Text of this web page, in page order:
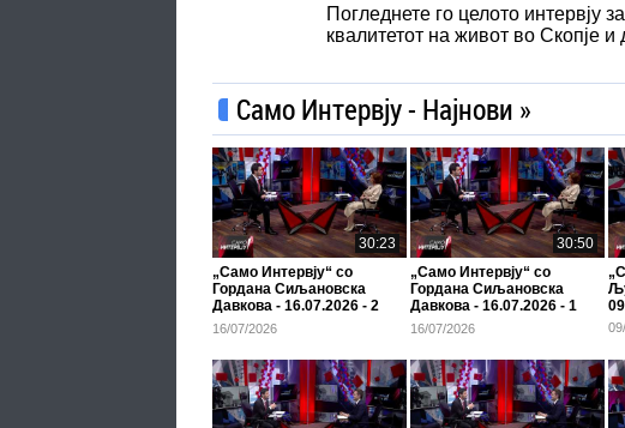
Погледнете го целото интервју
квалитетот на живот во Скопје и
Само Интервју - Најнови »
30:23
„Само Интервју“ со
Гордана Сиљановска
Давкова - 16.07.2026 - 2
дел
16/07/2026
30:50
„Само Интервју“ со
Гордана Сиљановска
Давкова - 16.07.2026 - 1
дел
16/07/2026